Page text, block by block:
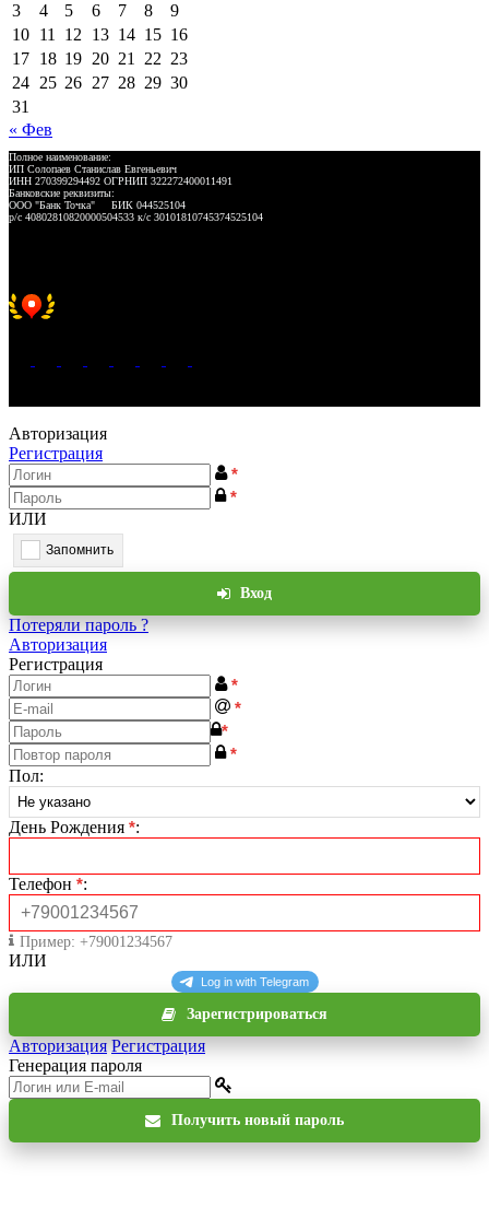
3
4 5 6 7 8
9
10 11 12 13 14 15 16
17 18 19 20 21 22 23
24 25 26 27 28 29 30
31
« Фев
Полное наименование:
ИП Солопаев Станислав Евгеньевич
ИНН 270399294492 ОГРНИП 322272400011491
Банковские реквизиты:
ООО "Банк Точка" БИК 044525104
р/с 40802810820000504533 к/с 30101810745374525104
Авторизация
Регистрация
*
*
ИЛИ
Запомнить
Вход
Потеряли пароль ?
Авторизация
Регистрация
*
*
*
*
Пол:
День Рождения *:
Телефон *:
Пример: +79001234567
ИЛИ
Зарегистрироваться
Авторизация Регистрация
Генерация пароля
Получить новый пароль